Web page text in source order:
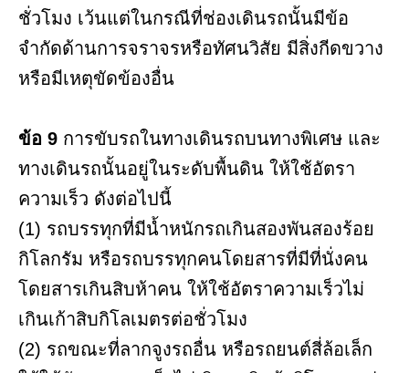
ชั่วโมง เว้นแต่ในกรณีที่ช่องเดินรถนั้นมีข้อ
จำกัดด้านการจราจรหรือทัศนวิสัย มีสิ่งกีดขวาง
หรือมีเหตุขัดข้องอื่น
ข้อ 9 การขับรถในทางเดินรถบนทางพิเศษ และ
ทางเดินรถนั้นอยู่ในระดับพื้นดิน ให้ใช้อัตรา
ความเร็ว ดังต่อไปนี้
(1) รถบรรทุกที่มีน้ำหนักรถเกินสองพันสองร้อย
กิโลกรัม หรือรถบรรทุกคนโดยสารที่มีที่นั่งคน
โดยสารเกินสิบห้าคน ให้ใช้อัตราความเร็วไม่
เกินเก้าสิบกิโลเมตรต่อชั่วโมง
(2) รถขณะที่ลากจูงรถอื่น หรือรถยนต์สี่ล้อเล็ก